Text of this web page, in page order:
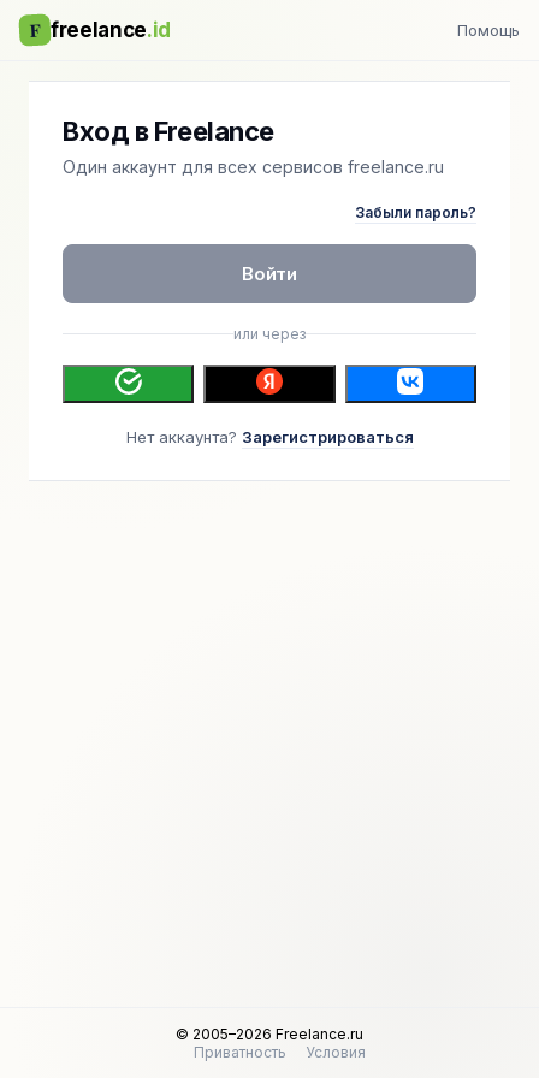
F freelance.id Помощь
Вход в Freelance
Один аккаунт для всех сервисов freelance.ru
Забыли пароль?
Войти
или через
Нет аккаунта? Зарегистрироваться
© 2005–2026 Freelance.ru
Приватность
Условия